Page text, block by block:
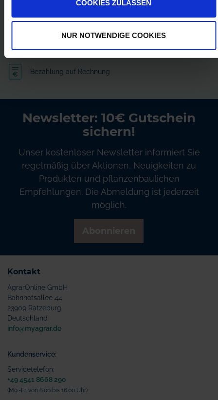
COOKIES ZULASSEN
NUR NOTWENDIGE COOKIES
Persönliche Preise nach Anmeldung
Erstklassiger Kundenservice
Bezahlung auf Rechnung
Newsletter: 10€ Gutschein
sichern!
Unser kostenloser Newsletter informiert Sie
regelmäßig über Aktionen, Neuigkeiten zu
Produkten und pflanzenbaulichen
Empfehlungen. Die Abmeldung ist jederzeit
möglich.
Kontakt
AgrarOnline GmbH
Bahnhofsallee 44
23909 Ratzeburg
Deutschland
info@myagrar.de
Kundenservice:
Servicetelefon:
+49 4541 8668 290
(Mo.-Fr. von 8.00 bis 16.00 Uhr)